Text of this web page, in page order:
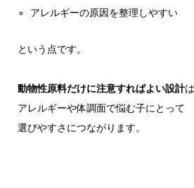
アレルギーの原因を整理しやすい
という点です。
動物性原料だけに注意すればよい設計は
アレルギーや体調面で悩む子にとって
選びやすさにつながります。